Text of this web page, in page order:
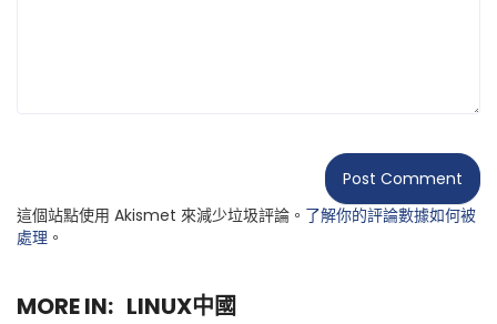
這個站點使用 Akismet 來減少垃圾評論。 了解你的評論數據如何被
處理 。
MORE IN: LINUX中國